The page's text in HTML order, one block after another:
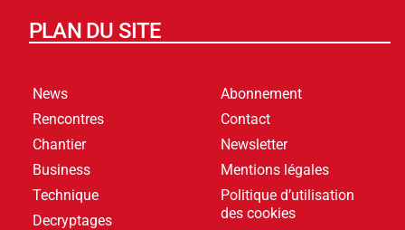
PLAN DU SITE
News
Rencontres
Chantier
Business
Technique
Decryptages
Abonnement
Contact
Newsletter
Mentions légales
Politique d’utilisation
des cookies